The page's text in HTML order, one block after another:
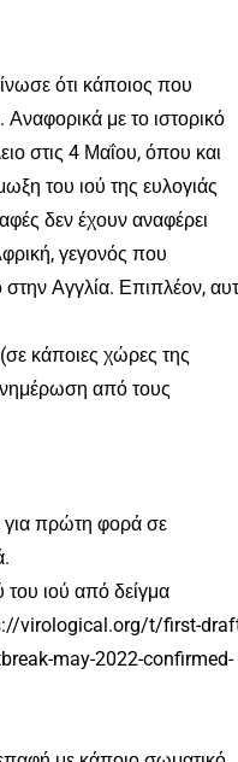
ότι κάποιος που
με το ιστορικό
στις 4 Μαΐου, όπου και
του ιού της ευλογιάς
δεν έχουν αναφέρει
γεγονός που
στην Αγγλία. Επιπλέον,
κάποιες χώρες της
από τους
για πρώτη φορά σε
του ιού από δείγμα
virological.org/t/first-
may-2022-confirmed-